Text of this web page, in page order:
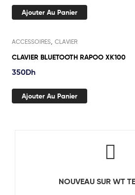
Ajouter Au Panier
ACCESSOIRES CLAVIER
CLAVIER BLUETOOTH RAPOO XK100
350Dh
Ajouter Au Panier
NOUVEAU SUR WT